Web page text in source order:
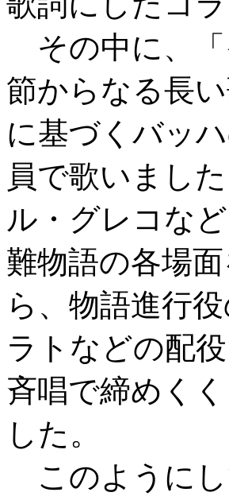
その中に、「
節からなる長
に基づくバッ
員で歌いまし
ル・グレコな
難物語の各場
ら、物語進行
ラトなどの配
斉唱で締めく
した。
このようにし